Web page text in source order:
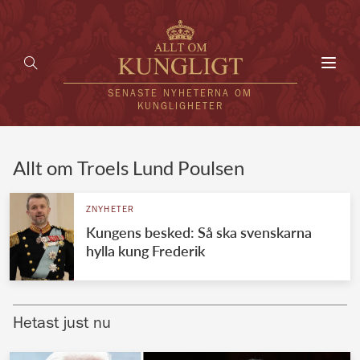
SENASTE NYHETERNA OM
KUNGLIGHETER
UTLÄNDSKT
VÄRLDENS KUNGAHUS
Allt om Troels Lund Poulsen
ZNYHETER
Kungens besked: Så ska svenskarna
hylla kung Frederik
Hetast just nu